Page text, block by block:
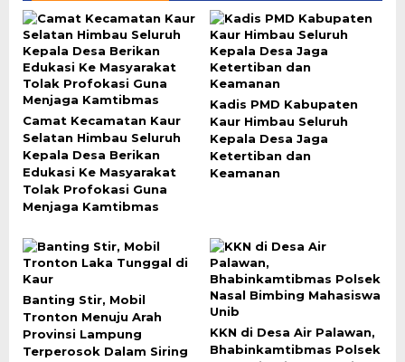
Camat Kecamatan Kaur
Selatan Himbau Seluruh
Kepala Desa Berikan
Edukasi Ke Masyarakat
Tolak Profokasi Guna
Menjaga Kamtibmas
Kadis PMD Kabupaten
Kaur Himbau Seluruh
Kepala Desa Jaga
Ketertiban dan
Keamanan
Banting Stir, Mobil
Tronton Menuju Arah
Provinsi Lampung
Terperosok Dalam Siring
KKN di Desa Air Palawan,
Bhabinkamtibmas Polsek